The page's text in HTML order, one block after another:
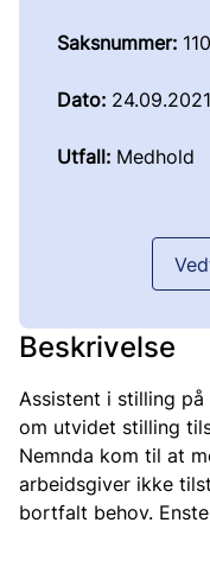
Saksnummer:
Dato: 24.09.2021
Utfall: Medhold
Beskrivelse
Assistent i stilling
om utvidet stilling
Nemnda kom til at
arbeidsgiver ikke
bortfalt behov.